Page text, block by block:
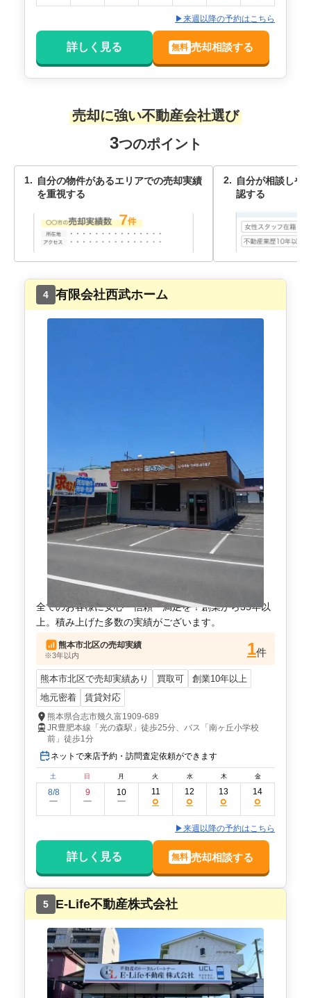
▶来週以降の予約はこちら
詳しく見る 無料 売却相談する
売却に強い不動産会社選び
3つのポイント
自分の物件があるエリアでの売却実績
を重視する
自分が相談しや
認する
4 有限会社西武ホーム
全てのお客様に安心・信頼・満足を！創業から35年以
上。積み上げた多数の実績がございます。
熊本市北区の売却実績
※3年以内 1件
熊本市北区で売却実績あり 買取可
創業10年以上
地元密着
賃貸対応
熊本県合志市幾久富1909‐689
JR豊肥本線「光の森駅」徒歩25分、バス「南ヶ丘小学校
前」徒歩1分
ネットで来店予約・訪問査定依頼ができます
土 日 月 火 水 木 金
8/8
ー
9
ー
10
ー
11
○
12
○
13
○
14
○
▶来週以降の予約はこちら
詳しく見る 無料 売却相談する
5 E-Life不動産株式会社